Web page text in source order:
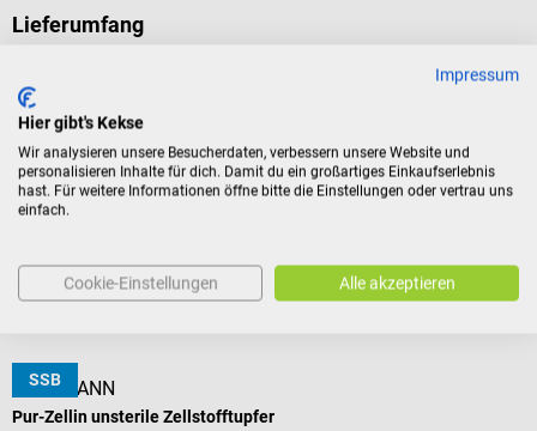
Lieferumfang
Produktidentifikation
SSB
HARTMANN
Pur-Zellin unsterile Zellstofftupfer
Impressum
Hier gibt's Kekse
Wir analysieren unsere Besucherdaten, verbessern unsere Website und
personalisieren Inhalte für dich. Damit du ein großartiges Einkaufserlebnis
hast. Für weitere Informationen öffne bitte die Einstellungen oder vertrau uns
einfach.
Cookie-Einstellungen Alle akzeptieren